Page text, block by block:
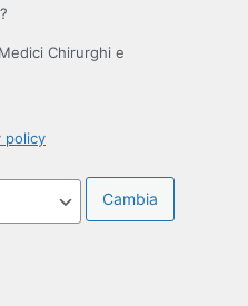
Chirurghi e
policy